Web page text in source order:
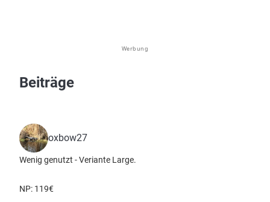
Werbung
Beiträge
oxbow27
Wenig genutzt - Veriante Large.
NP: 119€